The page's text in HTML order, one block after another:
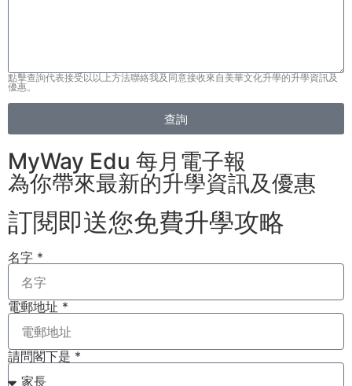
點擊查詢代表接受以以上方法聯絡我及同意接收來自美華文化升學的升學資訊及
優惠。
查詢
MyWay Edu 每月電子報
為你帶來最新的升學資訊及優惠
訂閱即送您免費升學攻略​
名字 *
電郵地址 *
請問閣下是 *